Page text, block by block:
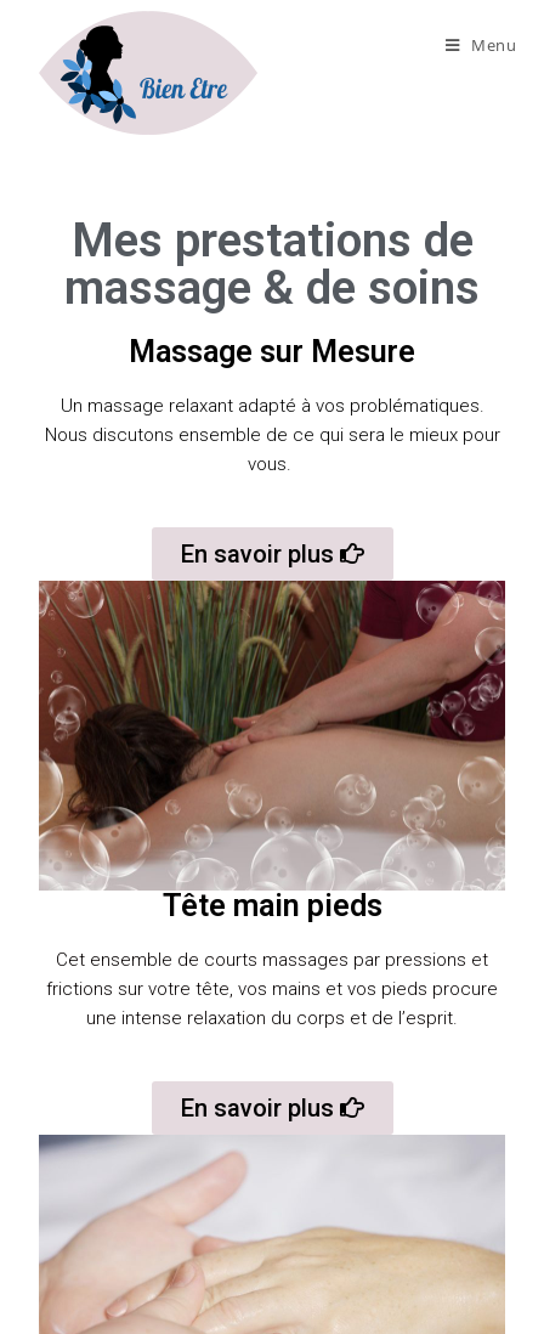
Menu
Mes prestations de
massage & de soins
Massage sur Mesure
Un massage relaxant adapté à vos problématiques.
Nous discutons ensemble de ce qui sera le mieux pour
vous.
En savoir plus
Tête main pieds
Cet ensemble de courts massages par pressions et
frictions sur votre tête, vos mains et vos pieds procure
une intense relaxation du corps et de l’esprit.
En savoir plus